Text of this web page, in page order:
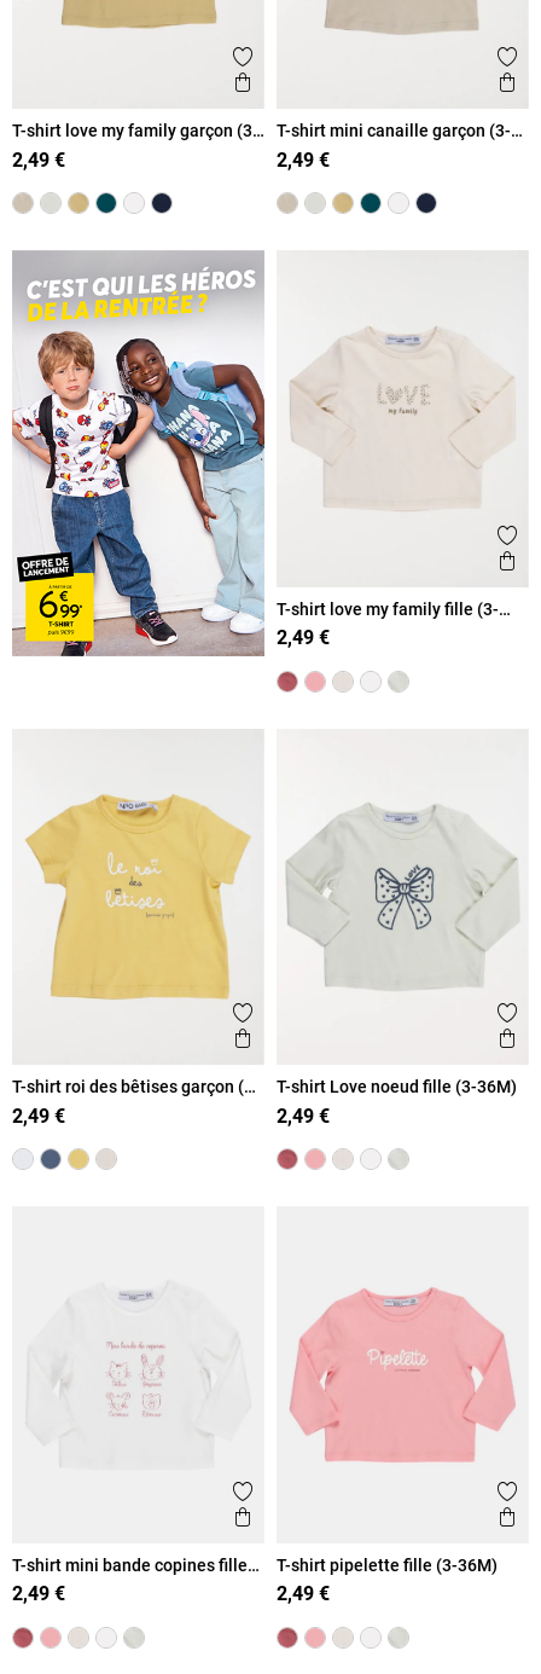
Ajouter aux favoris
Aperçu rapide
T-shirt love my family garçon (3-
36M)
2,49 €
T-shirt mini canaille garçon (3-
36M)
2,49 €
T-shirt love my family fille (3-
36M)
2,49 €
Ajouter aux favoris
Aperçu rapide
T-shirt roi des bêtises garçon (3-
36M)
2,49 €
T-shirt Love noeud fille (3-36M)
2,49 €
Ajouter aux favoris
Aperçu rapide
T-shirt mini bande copines fille
(3-36M)
2,49 €
T-shirt pipelette fille (3-36M)
2,49 €